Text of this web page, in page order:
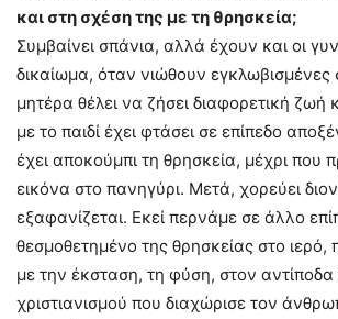
και στη σχέση της με τη θρησκεία;
Συμβαίνει σπάνια, αλλά έχουν και οι
δικαίωμα, όταν νιώθουν εγκλωβισμένες
μητέρα θέλει να ζήσει διαφορετική ζωή
με το παιδί έχει φτάσει σε επίπεδο
έχει αποκούμπι τη θρησκεία, μέχρι που
εικόνα στο πανηγύρι. Μετά, χορεύει
εξαφανίζεται. Εκεί περνάμε σε άλλο
θεσμοθετημένο της θρησκείας στο ιερό,
με την έκσταση, τη φύση, στον αντίποδα
χριστιανισμού που διαχώρισε τον